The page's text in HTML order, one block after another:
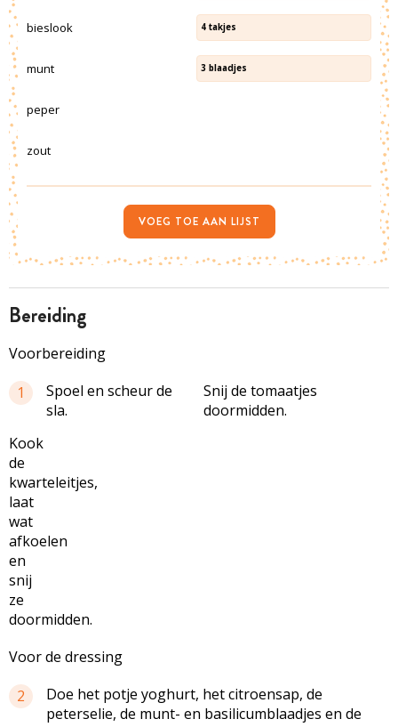
bereiding
Voorbereiding
1
Spoel en scheur de
sla.
Snij de tomaatjes
doormidden.
Kook
de
kwarteleitjes,
laat
wat
afkoelen
en
snij
ze
doormidden.
Voor de dressing
2
Doe het potje yoghurt, het citroensap, de
peterselie, de munt- en basilicumblaadjes en de
bieslook 4 takjes
munt 3 blaadjes
peper
zout
VOEG TOE AAN LIJST